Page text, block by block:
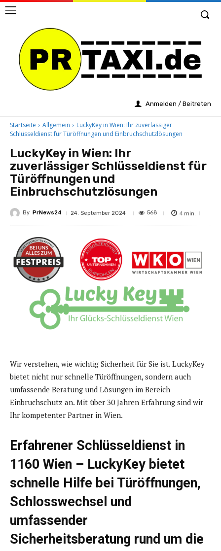
Anmelden / Beitreten
Startseite Allgemein
LuckyKey in Wien: Ihr zuverlässiger
Schlüsseldienst für Türöffnungen und Einbruchschutzlösungen
LuckyKey in Wien: Ihr
zuverlässiger Schlüsseldienst für
Türöffnungen und
Einbruchschutzlösungen
By PrNews24 24. September 2024 568 4 min.
Wir verstehen, wie wichtig Sicherheit für Sie ist. LuckyKey
bietet nicht nur schnelle Türöffnungen, sondern auch
umfassende Beratung und Lösungen im Bereich
Einbruchschutz an. Mit über 30 Jahren Erfahrung sind wir
Ihr kompetenter Partner in Wien.
Erfahrener Schlüsseldienst in
1160 Wien – LuckyKey bietet
schnelle Hilfe bei Türöffnungen,
Schlosswechsel und
umfassender
Sicherheitsberatung rund um die